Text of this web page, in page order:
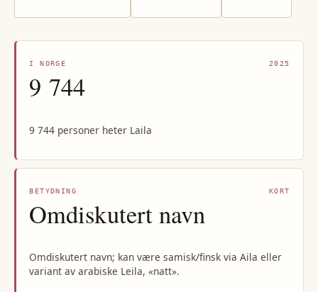
I NORGE 2025
9 744
9 744 personer heter Laila
BETYDNING KORT
Omdiskutert navn
Omdiskutert navn; kan være samisk/finsk via Aila eller
variant av arabiske Leila, «natt».